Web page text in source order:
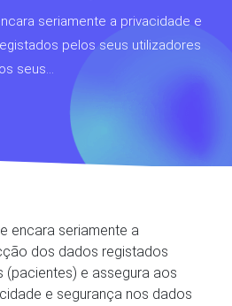
seriamente a privacidade e
pelos seus utilizadores
seus...
encara seriamente a
dos dados registados
(pacientes) e assegura aos
e segurança nos dados